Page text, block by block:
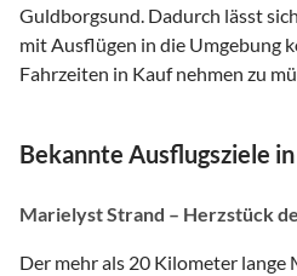
Guldborgsund. Dadurch lässt
mit Ausflügen in die Umgebung
Fahrzeiten in Kauf nehmen zu
Bekannte Ausflugsziele
Marielyst Strand – Herzstück
Der mehr als 20 Kilometer lange